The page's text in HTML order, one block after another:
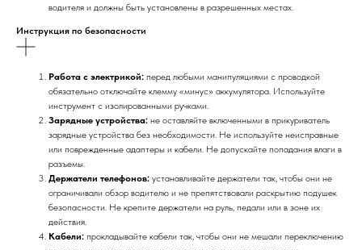
водителя и должны быть установлены в разрешенных местах.
Инструкция по безопасности
Работа с электрикой: перед любыми манипуляциями с проводкой
обязательно отключайте клемму «минус» аккумулятора. Используйте
инструмент с изолированными ручками.
Зарядные устройства: не оставляйте включенными в прикуриватель
зарядные устройства без необходимости. Не используйте неисправные
или поврежденные адаптеры и кабели. Не допускайте попадания влаги в
разъемы.
Держатели телефонов: устанавливайте держатели так, чтобы они не
ограничивали обзор водителю и не препятствовали раскрытию подушек
безопасности. Не крепите держатели на руль, педали или в зоне их
действия.
Кабели: прокладывайте кабели так, чтобы они не мешали переключению